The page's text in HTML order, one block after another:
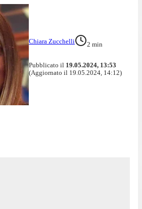
Chiara Zucchelli 2 min
Pubblicato il 19.05.2024, 13:53
(Aggiornato il 19.05.2024, 14:12)